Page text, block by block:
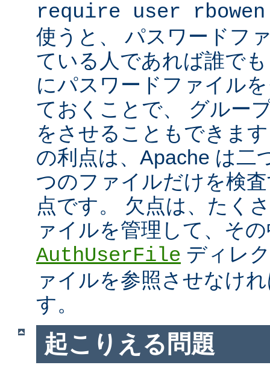
require user rbowen
使うと、 パスワードフ
ている人であれば誰で
にパスワードファイル
ておくことで、 グルー
をさせることもできま
の利点は、Apache は二
つのファイルだけを検
点です。 欠点は、たく
ァイルを管理して、そ
AuthUserFile ディレ
ァイルを参照させなけ
す。
起こりえる問題